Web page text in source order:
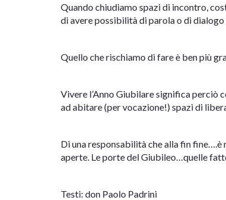
Quando chiudiamo spazi di incontro,
di avere possibilità di parola o di
Quello che rischiamo di fare è ben più
Vivere l’Anno Giubilare significa perciò
ad abitare (per vocazione!) spazi di
Di una responsabilità che alla fin
aperte. Le porte del Giubileo…quelle
Testi: don Paolo Padrini